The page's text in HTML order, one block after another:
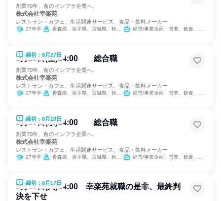
創業70年、食のインフラ企業へ。
株式会社幸楽苑
レストラン・カフェ、生活関連サービス、食品・飲料メーカー
27年卒 青森県、岩手県、宮城県、秋田県、山形県、福島県、茨城県、栃木県、群馬県、埼玉県、千葉県、東京都、神奈川県、新潟県、山梨県、長野県、静岡県 経営/事業企画、営業、飲食、小売販売/流通、製造・生産工程、SCM/生産管理/購買/物流、人事、広報/IR、商品企画、マーケティング・広告・宣伝、カスタマーサクセス
締切：8月27日
8月28日(金)14:00 総合職
創業70年、食のインフラ企業へ。
株式会社幸楽苑
レストラン・カフェ、生活関連サービス、食品・飲料メーカー
27年卒 青森県、岩手県、宮城県、秋田県、山形県、福島県、茨城県、栃木県、群馬県、埼玉県、千葉県、東京都、神奈川県、新潟県、山梨県、長野県、静岡県 経営/事業企画、営業、飲食、小売販売/流通、製造・生産工程、SCM/生産管理/購買/物流、人事、広報/IR、商品企画、マーケティング・広告・宣伝、カスタマーサクセス
締切：8月18日
8月19日(水)14:00 総合職
創業70年、食のインフラ企業へ。
株式会社幸楽苑
レストラン・カフェ、生活関連サービス、食品・飲料メーカー
27年卒 青森県、岩手県、宮城県、秋田県、山形県、福島県、茨城県、栃木県、群馬県、埼玉県、千葉県、東京都、神奈川県、新潟県、山梨県、長野県、静岡県 経営/事業企画、営業、飲食、小売販売/流通、製造・生産工程、SCM/生産管理/購買/物流、人事、広報/IR、商品企画、マーケティング・広告・宣伝、カスタマーサクセス
締切：8月17日
8月18日(火)14:00 幸楽苑就職の是非、最終判
決を下せ